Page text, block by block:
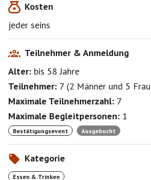
https://www.muenchnersingles.de/
Anfahrt mit öffentlichen
Bahnhof Laim
Kosten
jeder seins
Teilnehmer & Anmeldung
Alter: bis 58Jahre
Teilnehmer: 7 (2 Männer und 5
Maximale Teilnehmerzahl: 7
Maximale Begleitpersonen: 1
Bestätigungsevent Ausgebucht
Kategorie
Essen & Trinken